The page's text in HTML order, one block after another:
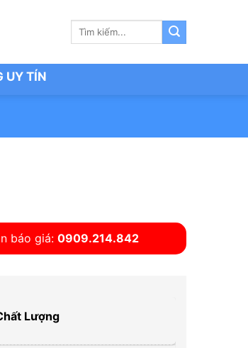
Tìm
UY TÍN
báo giá: 0909.214.842
Lượng